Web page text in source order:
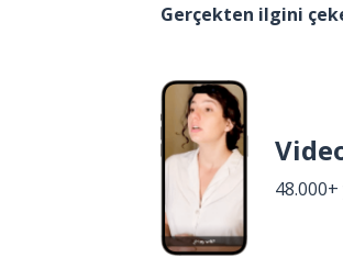
Gerçekten ilgini